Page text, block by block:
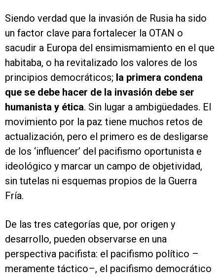
Siendo verdad que la invasión de Rusia ha sido
un factor clave para fortalecer la OTAN o
sacudir a Europa del ensimismamiento en el que
habitaba, o ha revitalizado los valores de los
principios democráticos; la primera condena
que se debe hacer de la invasión debe ser
humanista y ética. Sin lugar a ambigüedades. El
movimiento por la paz tiene muchos retos de
actualización, pero el primero es de desligarse
de los ‘influencer’ del pacifismo oportunista e
ideológico y marcar un campo de objetividad,
sin tutelas ni esquemas propios de la Guerra
Fría.
De las tres categorías que, por origen y
desarrollo, pueden observarse en una
perspectiva pacifista: el pacifismo político –
meramente táctico–, el pacifismo democrático